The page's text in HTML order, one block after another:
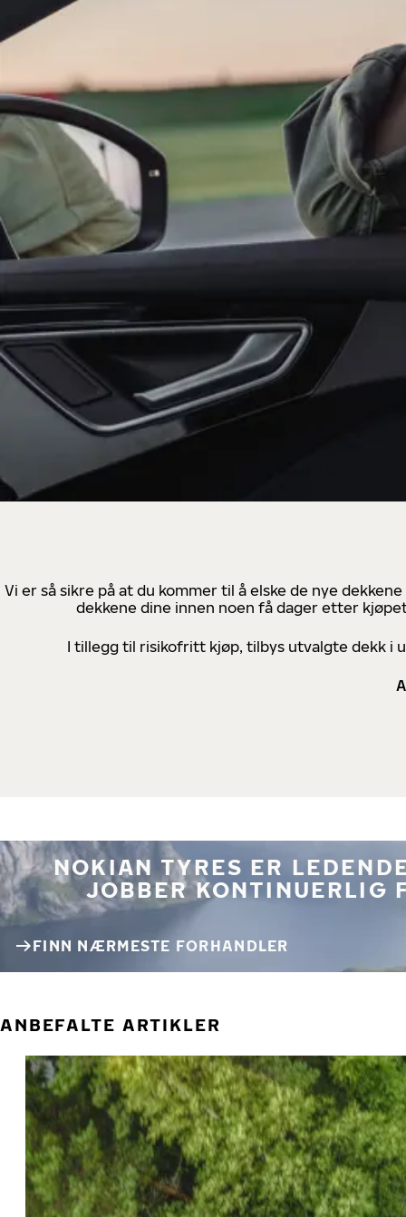
Vi er så sikre på at du kommer til å elske de nye
dekkene dine innen noen få dager etter
I tillegg til risikofritt kjøp, tilbys utvalgte dekk i
NOKIAN TYRES ER
JOBBER KONTINUERLIG
FINN NÆRMESTE FORHANDLER
ANBEFALTE ARTIKLER